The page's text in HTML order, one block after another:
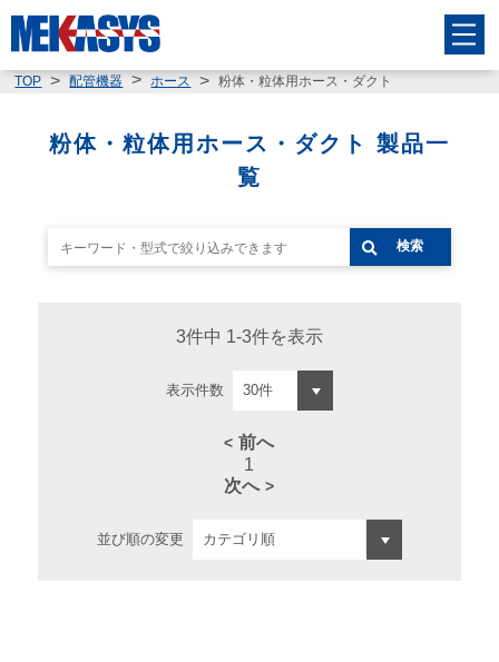
TOP 配管機器 ホース 粉体・粒体用ホース・ダクト
粉体・粒体用ホース・ダクト 製品一
覧
検索
3件中 1-3件を表示
表示件数
前へ
1
次へ
並び順の変更